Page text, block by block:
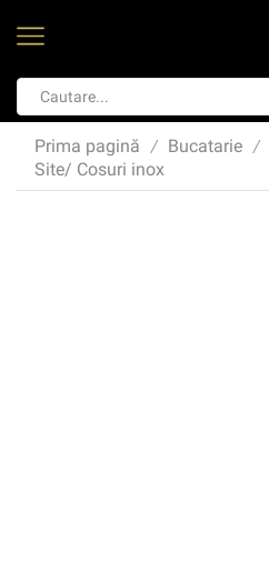
Prima pagină / Bucatarie /
Site/ Cosuri inox